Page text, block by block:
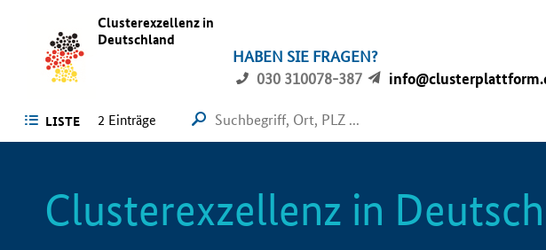
Clusterexzellenz in
Deutschland
HABEN SIE FRAGEN?
030 310078-387
LISTE 2 Einträge
Clusterexzellenz in